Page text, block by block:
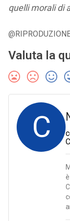
quelli morali di
Valuta la
C